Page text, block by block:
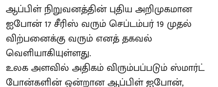
ஆப்பிள் நிறுவனத்தின் புதிய அறிமுகமான
ஐபோன் 17 சீரிஸ் வரும் செப்டம்பர் 19 முதல்
விற்பனைக்கு வரும் எனத் தகவல்
வெளியாகியுள்ளது.
உலக அளவில் அதிகம் விரும்பப்படும் ஸ்மார்ட்
போன்களின் ஒன்றான ஆப்பிள் ஐபோன்,